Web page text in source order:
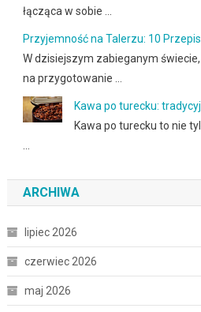
łącząca w sobie …
Przyjemność na Talerzu: 10
W dzisiejszym zabieganym
na przygotowanie …
Kawa po turecku:
Kawa po turecku to nie
ARCHIWA
lipiec 2026
czerwiec 2026
maj 2026